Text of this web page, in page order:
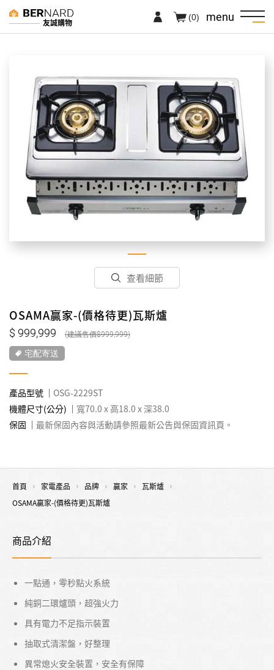
友誠購物 menu
(0)
查看細節
OSAMA贏家-(價格待更)瓦斯爐
999,999 999,999
宅配寄送
產品型號
OSG-2229ST
機體尺寸(公分)
寬70.0 x 高18.0 x 深38.0
保固
最新保固內容與活動請參照最新公告與保固資訊頁。
首頁 家電產品 品牌 贏家
瓦斯爐
OSAMA贏家-(價格待更)瓦斯爐
商品介紹
一點通，零秒點火系統
純銅二環爐頭，超強火力
具有電力不足指示裝置
抽取式清潔盤，好整理
異常熄火安全裝置，安全有保障